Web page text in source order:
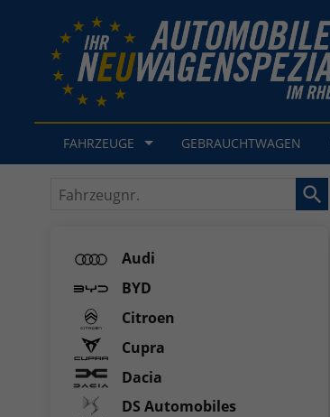
FAHRZEUGE GEBRAUCHTWAGEN
Fahrzeugnr.
Audi
BYD
Citroen
Cupra
Dacia
DS Automobiles